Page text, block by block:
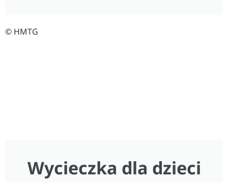
© HMTG
Wycieczka dla dzieci